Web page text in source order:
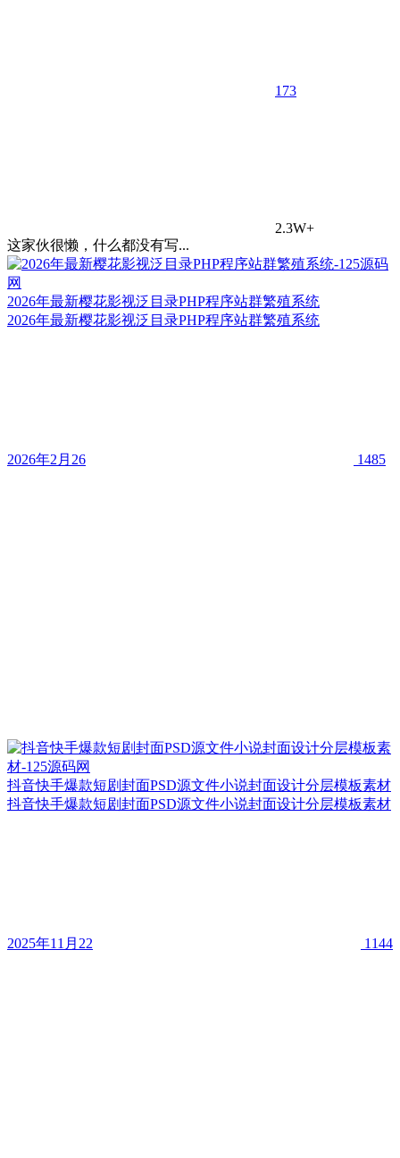
173
2.3W+
这家伙很懒，什么都没有写...
2026年最新樱花影视泛目录PHP程序站群繁殖系统
2026年最新樱花影视泛目录PHP程序站群繁殖系统
2026年2月26 1485
抖音快手爆款短剧封面PSD源文件小说封面设计分层模板素材
抖音快手爆款短剧封面PSD源文件小说封面设计分层模板素材
2025年11月22 1144